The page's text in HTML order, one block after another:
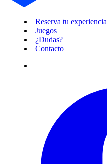
Reserva tu experiencia
Juegos
¿Dudas?
Contacto